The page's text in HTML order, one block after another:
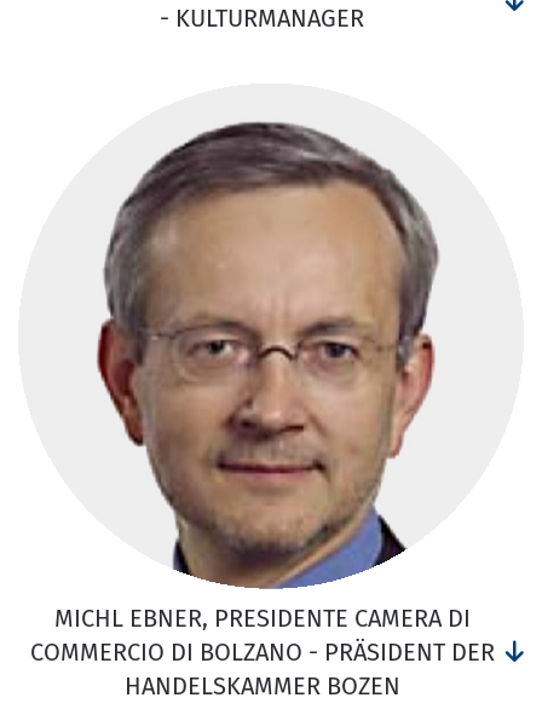
- KULTURMANAGER
MICHL EBNER, PRESIDENTE CAMERA DI
COMMERCIO DI BOLZANO - PRÄSIDENT DER
HANDELSKAMMER BOZEN